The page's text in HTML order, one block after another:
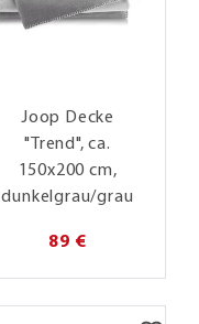
Joop Decke
"Trend", ca.
150x200 cm,
dunkelgrau/grau
89 €